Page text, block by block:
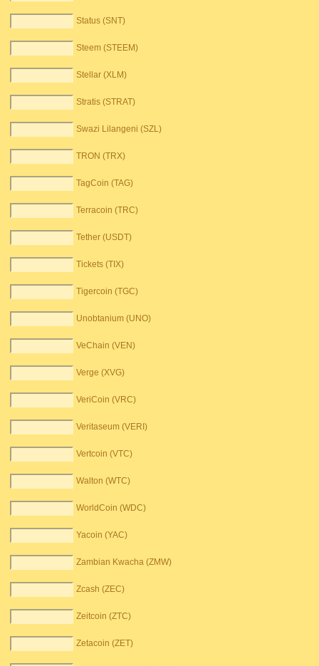
Status (SNT)
Steem (STEEM)
Stellar (XLM)
Stratis (STRAT)
Swazi Lilangeni (SZL)
TRON (TRX)
TagCoin (TAG)
Terracoin (TRC)
Tether (USDT)
Tickets (TIX)
Tigercoin (TGC)
Unobtanium (UNO)
VeChain (VEN)
Verge (XVG)
VeriCoin (VRC)
Veritaseum (VERI)
Vertcoin (VTC)
Walton (WTC)
WorldCoin (WDC)
Yacoin (YAC)
Zambian Kwacha (ZMW)
Zcash (ZEC)
Zeitcoin (ZTC)
Zetacoin (ZET)